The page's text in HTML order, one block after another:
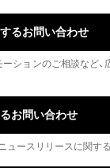
るお問い合わせ
ションのご相談など、
お問い合わせ
ュースリリースに関す